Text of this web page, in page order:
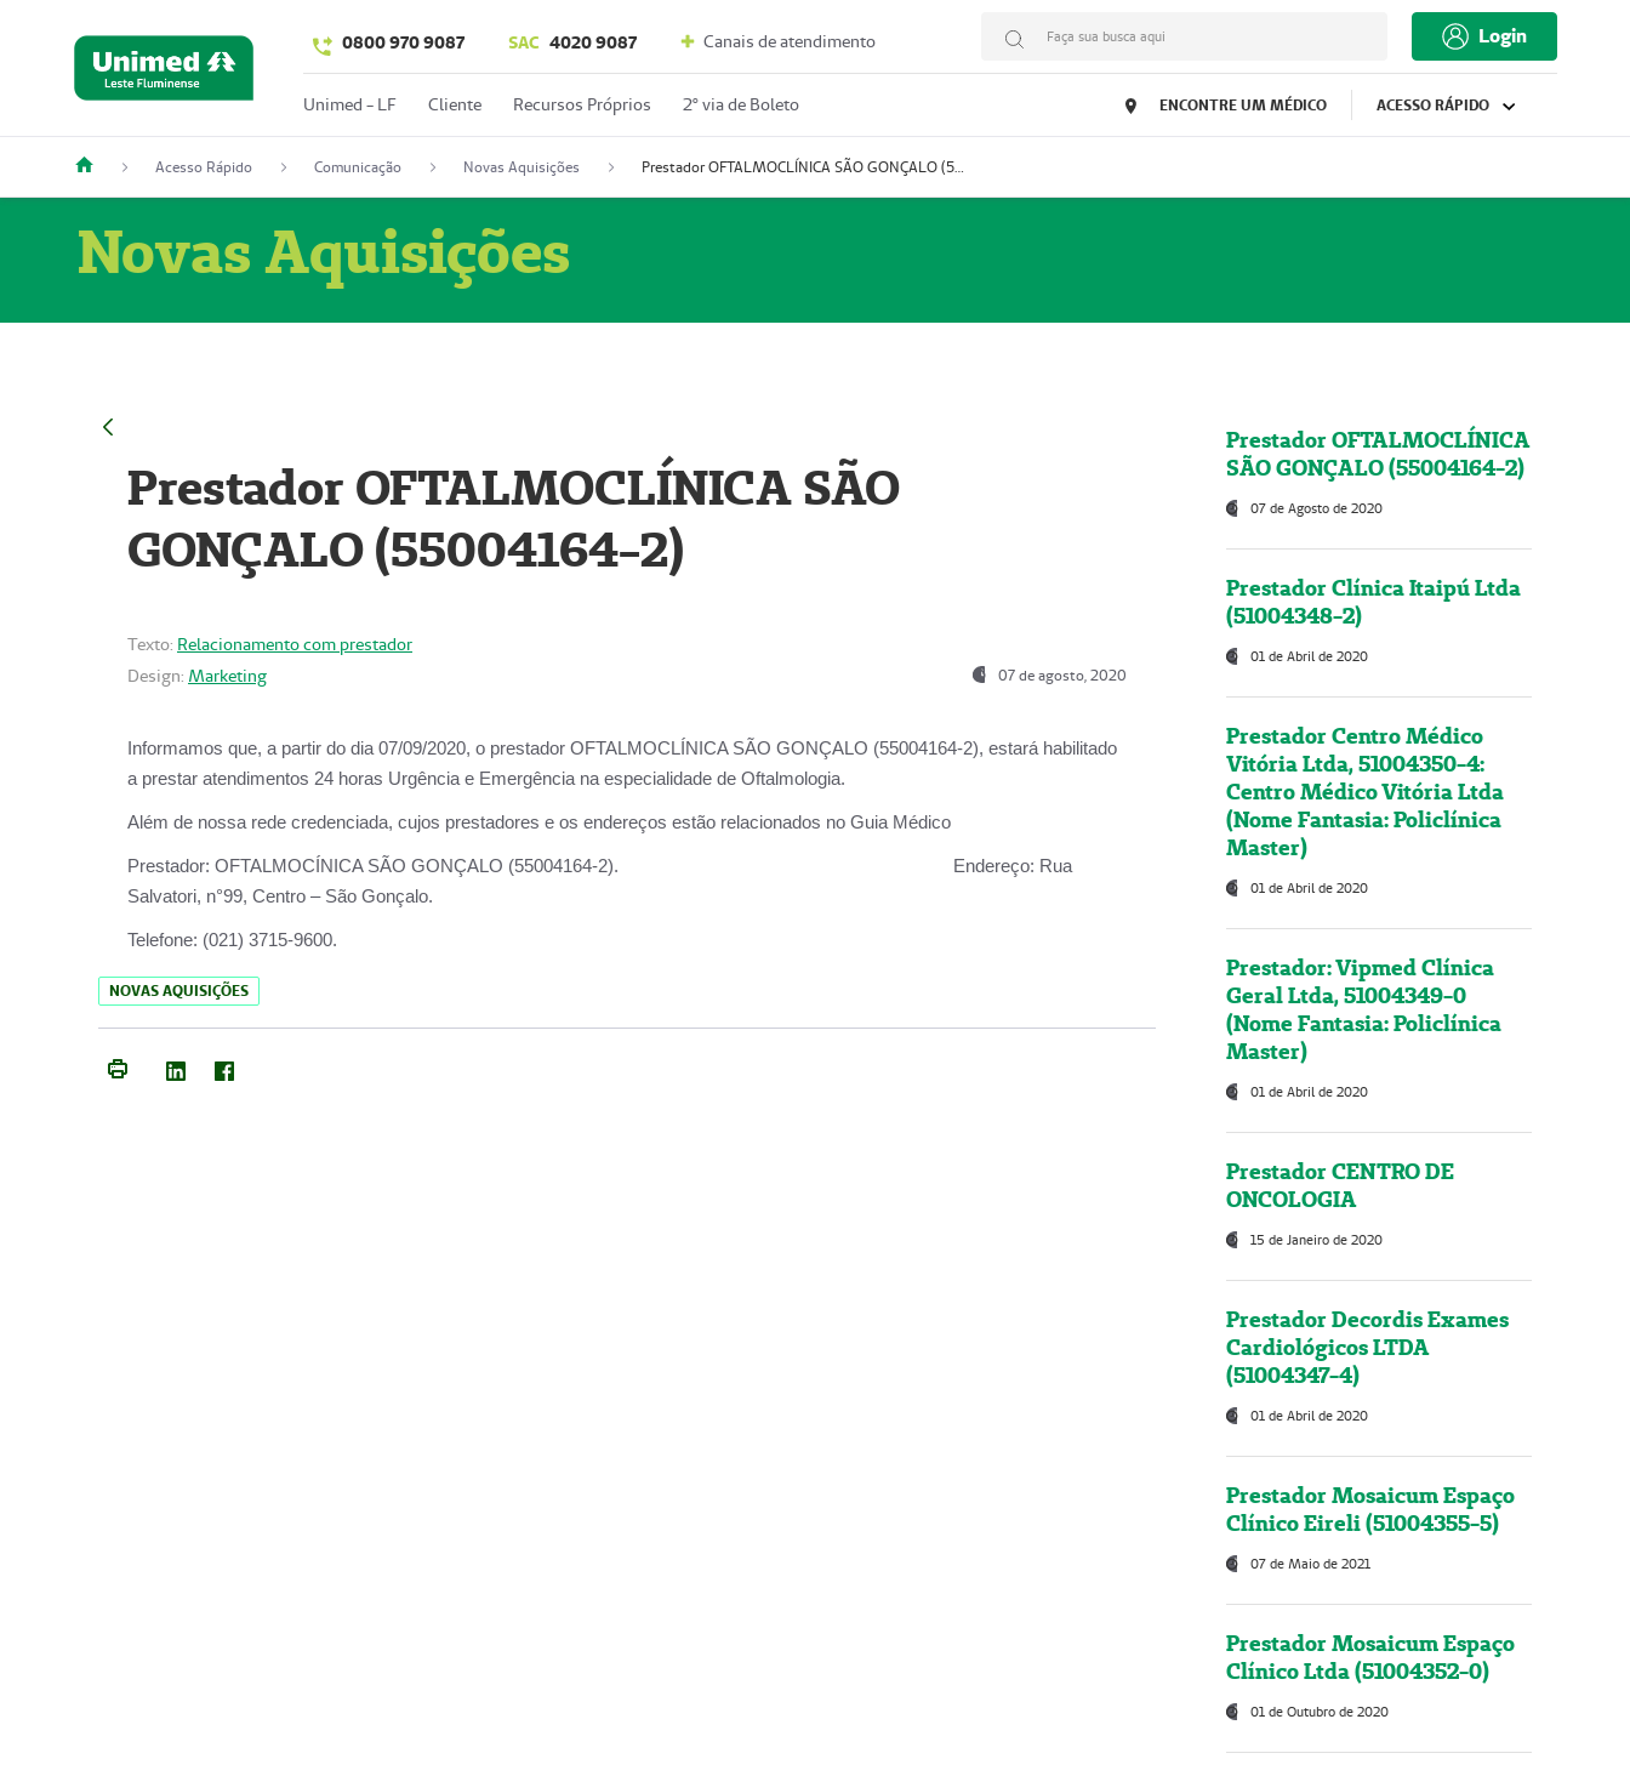
0800 970 9087 SAC 4020 9087 Canais de atendimento Faça sua busca aqui Login
Unimed - LF Cliente Recursos Próprios 2º via de Boleto ENCONTRE UM MÉDICO ACESSO RÁPIDO
Acesso Rápido Comunicação Novas Aquisições Prestador OFTALMOCLÍNICA SÃO GONÇALO (55004164-2)
Novas Aquisições
Prestador OFTALMOCLÍNICA SÃO
GONÇALO (55004164-2)
Texto: Relacionamento com prestador
Design: Marketing 07 de agosto, 2020
Informamos que, a partir do dia 07/09/2020, o prestador OFTALMOCLÍNICA SÃO GONÇALO (55004164-2), estará habilitado
a prestar atendimentos 24 horas Urgência e Emergência na especialidade de Oftalmologia.
Além de nossa rede credenciada, cujos prestadores e os endereços estão relacionados no Guia Médico
Prestador: OFTALMOCÍNICA SÃO GONÇALO (55004164-2). Endereço: Rua
Salvatori, n°99, Centro – São Gonçalo.
Telefone: (021) 3715-9600.
NOVAS AQUISIÇÕES
Prestador OFTALMOCLÍNICA
SÃO GONÇALO (55004164-2)
07 de Agosto de 2020
Prestador Clínica Itaipú Ltda
(51004348-2)
01 de Abril de 2020
Prestador Centro Médico
Vitória Ltda, 51004350-4:
Centro Médico Vitória Ltda
(Nome Fantasia: Policlínica
Master)
01 de Abril de 2020
Prestador: Vipmed Clínica
Geral Ltda, 51004349-0
(Nome Fantasia: Policlínica
Master)
01 de Abril de 2020
Prestador CENTRO DE
ONCOLOGIA
15 de Janeiro de 2020
Prestador Decordis Exames
Cardiológicos LTDA
(51004347-4)
01 de Abril de 2020
Prestador Mosaicum Espaço
Clínico Eireli (51004355-5)
07 de Maio de 2021
Prestador Mosaicum Espaço
Clínico Ltda (51004352-0)
01 de Outubro de 2020